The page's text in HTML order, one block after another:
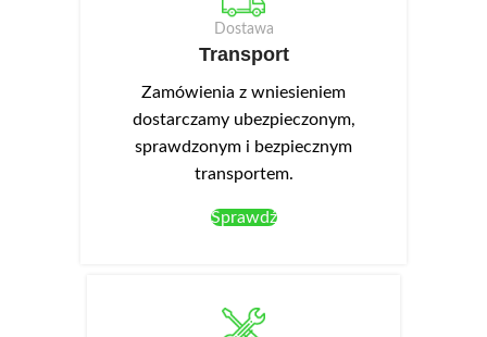
Dostawa
Transport
Zamówienia z wniesieniem
dostarczamy ubezpieczonym,
sprawdzonym i bezpiecznym
transportem.
Sprawdź